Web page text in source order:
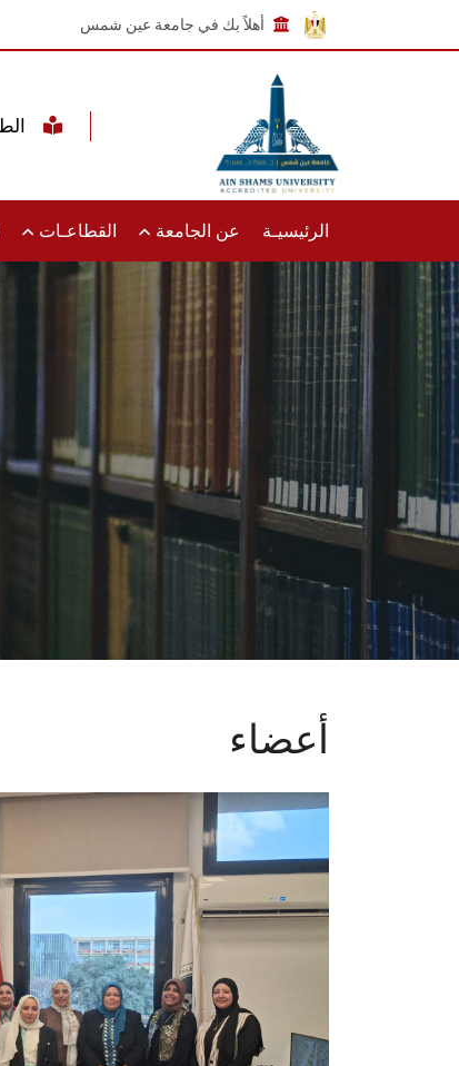
أهلاً بك في جامعة عين شمس
الرئيسيـة عن الجامعة القطاعـات
أعضاء